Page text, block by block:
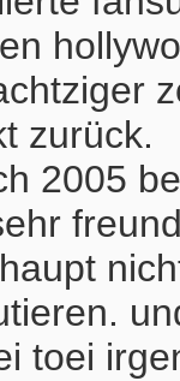
zurück.
2005
toei